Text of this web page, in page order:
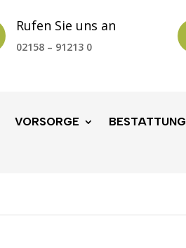
Rufen Sie uns an
02158 – 91213 0
VORSORGE BESTATTUNG